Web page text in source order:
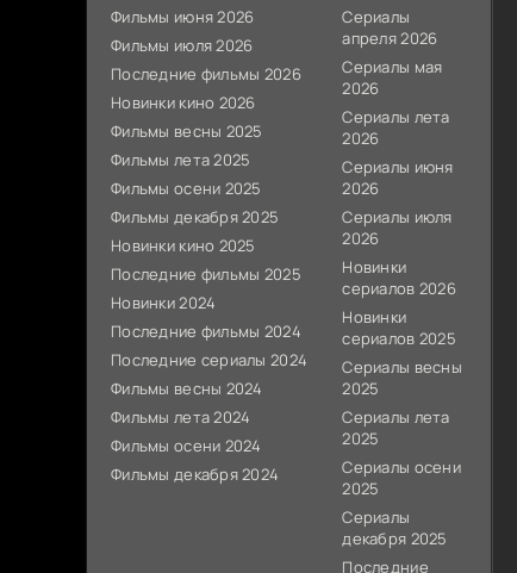
Фильмы июня 2026
Фильмы июля 2026
Последние фильмы 2026
Новинки кино 2026
Фильмы весны 2025
Фильмы лета 2025
Фильмы осени 2025
Фильмы декабря 2025
Новинки кино 2025
Последние фильмы 2025
Новинки 2024
Последние фильмы 2024
Последние сериалы 2024
Фильмы весны 2024
Фильмы лета 2024
Фильмы осени 2024
Фильмы декабря 2024
Сериалы
апреля 2026
Сериалы мая
2026
Сериалы лета
2026
Сериалы июня
2026
Сериалы июля
2026
Новинки
сериалов 2026
Новинки
сериалов 2025
Сериалы весны
2025
Сериалы лета
2025
Сериалы осени
2025
Сериалы
декабря 2025
Последние